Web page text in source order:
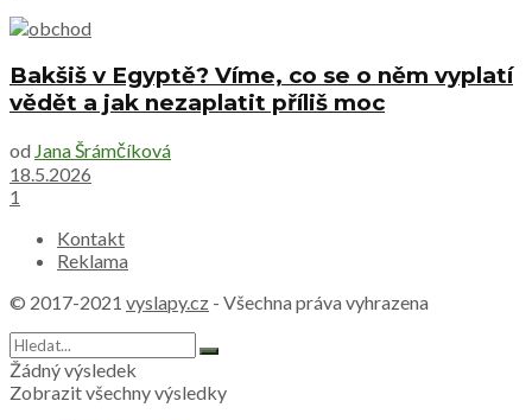
Bakšiš v Egyptě? Víme, co se o něm vyplatí
vědět a jak nezaplatit příliš moc
od Jana Šrámčíková
18.5.2026
1
Kontakt
Reklama
© 2017-2021 vyslapy.cz - Všechna práva vyhrazena
Žádný výsledek
Zobrazit všechny výsledky